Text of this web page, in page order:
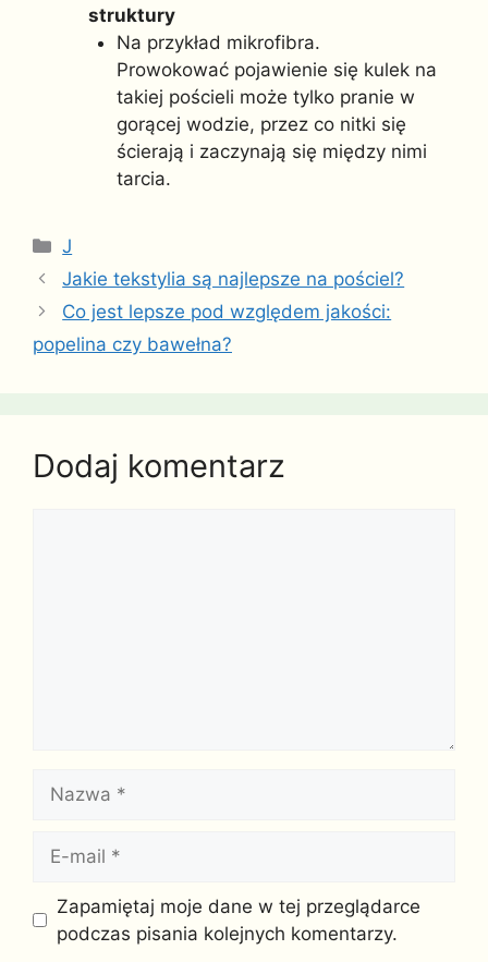
struktury
Na przykład mikrofibra.
Prowokować pojawienie się kulek na
takiej pościeli może tylko pranie w
gorącej wodzie, przez co nitki się
ścierają i zaczynają się między nimi
tarcia.
Kategorie
J
Jakie tekstylia są najlepsze na pościel?
Co jest lepsze pod względem jakości:
popelina czy bawełna?
Dodaj komentarz
mail
Witryna
internetowa
Zapamiętaj moje dane w tej przeglądarce
podczas pisania kolejnych komentarzy.